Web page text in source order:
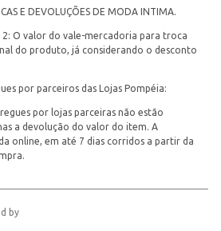
E DEVOLUÇÕES DE MODA INTIMA.
2: O valor do vale-mercadoria para troca
do produto, já considerando o desconto
por parceiros das Lojas Pompéia:
por lojas parceiras não estão
a devolução do valor do item. A
online, em até 7 dias corridos a partir da
by